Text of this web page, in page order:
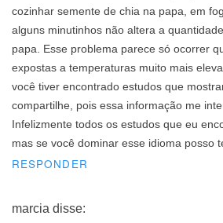
cozinhar semente de chia na papa, em
alguns minutinhos não altera a
papa. Esse problema parece só ocorrer
expostas a temperaturas muito mais
você tiver encontrado estudos que
compartilhe, pois essa informação me
Infelizmente todos os estudos que eu
mas se você dominar esse idioma posso
RESPONDER
marcia disse: